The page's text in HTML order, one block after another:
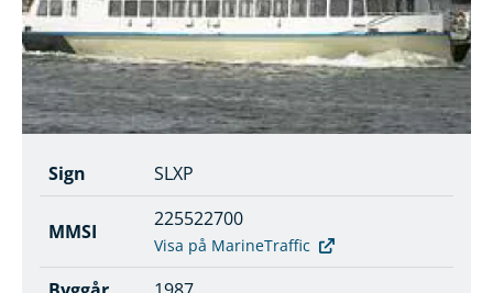
Sign SLXP
MMSI
225522700
Visa på MarineTraffic